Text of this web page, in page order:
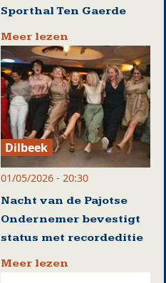
Sporthal Ten Gaerde
Meer lezen
Dilbeek
01/05/2026 - 20:30
Nacht van de Pajotse
Ondernemer bevestigt
status met recordeditie
Meer lezen